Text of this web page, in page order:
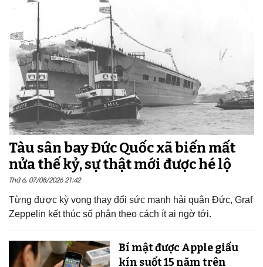
Tàu sân bay Đức Quốc xã biến mất
nửa thế kỷ, sự thật mới được hé lộ
Thứ 6, 07/08/2026 21:42
Từng được kỳ vọng thay đổi sức mạnh hải quân Đức, Graf
Zeppelin kết thúc số phận theo cách ít ai ngờ tới.
Bí mật được Apple giấu
kín suốt 15 năm trên